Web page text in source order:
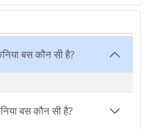
बस कौन सी है?
बस कौन सी है?